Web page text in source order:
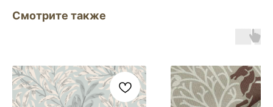
Смотрите также